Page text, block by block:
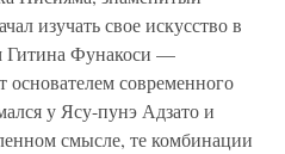
изучать свое искусство в
Гитина Фунакоси —
основателем современного
у Ясу-пунэ Адзато и
смысле, те комбинации